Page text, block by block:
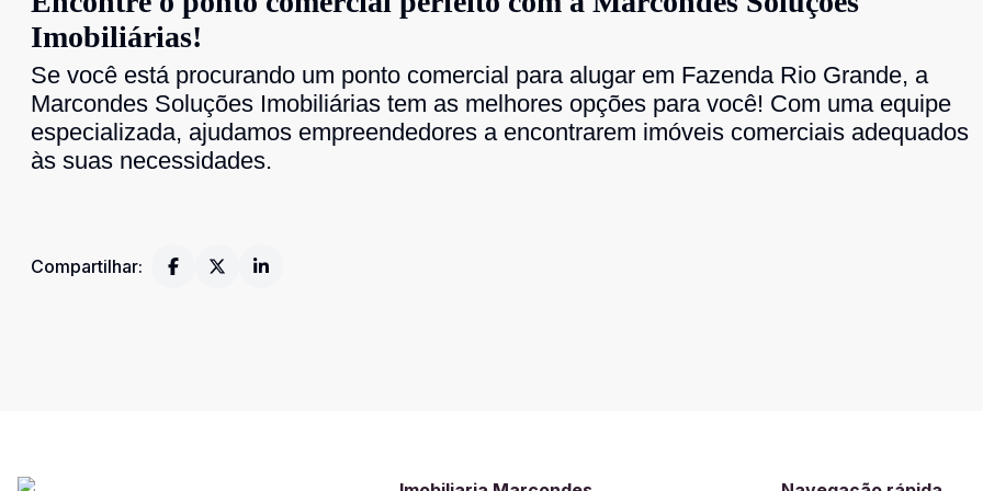
Imobiliárias!
Se você está procurando um ponto comercial para alugar em Fazenda Rio Grande, a
Marcondes Soluções Imobiliárias tem as melhores opções para você! Com uma equipe
especializada, ajudamos empreendedores a encontrarem imóveis comerciais adequados
às suas necessidades.
Compartilhar: